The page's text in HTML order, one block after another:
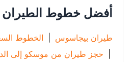
أفضل خطوط الطيران
طيران بيجاسوس | الخطوط السعودية
حجز طيران من موسكو إلى الدمام
|